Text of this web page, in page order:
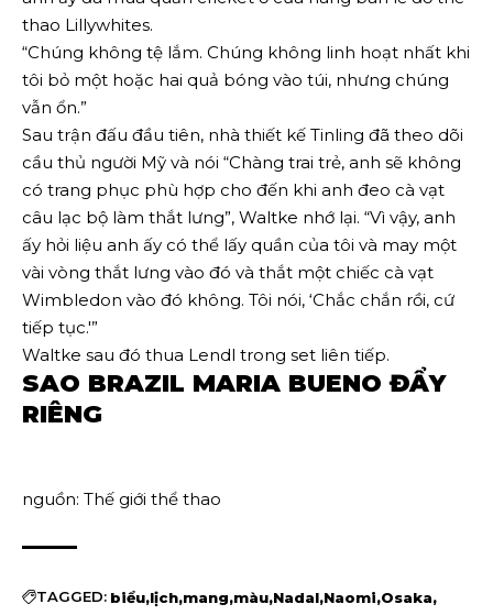
thao Lillywhites.
“Chúng không tệ lắm. Chúng không linh hoạt nhất khi
tôi bỏ một hoặc hai quả bóng vào túi, nhưng chúng
vẫn ổn.”
Sau trận đấu đầu tiên, nhà thiết kế Tinling đã theo dõi
cầu thủ người Mỹ và nói “Chàng trai trẻ, anh sẽ không
có trang phục phù hợp cho đến khi anh đeo cà vạt
câu lạc bộ làm thắt lưng”, Waltke nhớ lại. “Vì vậy, anh
ấy hỏi liệu anh ấy có thể lấy quần của tôi và may một
vài vòng thắt lưng vào đó và thắt một chiếc cà vạt
Wimbledon vào đó không. Tôi nói, ‘Chắc chắn rồi, cứ
tiếp tục.'”
Waltke sau đó thua Lendl trong set liên tiếp.
SAO BRAZIL MARIA BUENO ĐẨY
RIÊNG
nguồn: Thế giới thể thao
TAGGED: biểu lịch mang màu Nadal Naomi Osaka